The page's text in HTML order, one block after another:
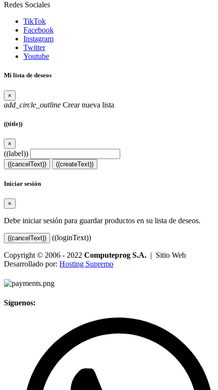
Redes Sociales
TikTok
Facebook
Instagram
Twitter
Youtube
Mi lista de deseos
×
add_circle_outline Crear nueva lista
((title))
×
((label))
((cancelText)) ((createText))
Iniciar sesión
×
Debe iniciar sesión para guardar productos en su lista de deseos.
((cancelText)) ((loginText))
Copyright © 2006 - 2022 Computeprog S.A. | Sitio Web
Desarrollado por: Hosting Supremo
Síguenos: